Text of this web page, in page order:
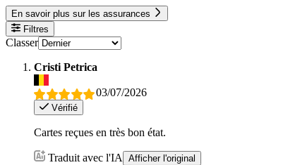
En savoir plus sur les assurances
Filtres
Classer
Cristi Petrica
03/07/2026
Vérifié
Cartes reçues en très bon état.
Traduit avec l'IA
Afficher l'original